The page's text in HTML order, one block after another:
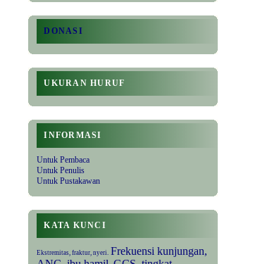
DONASI
UKURAN HURUF
INFORMASI
Untuk Pembaca
Untuk Penulis
Untuk Pustakawan
KATA KUNCI
Ekstremitas, fraktur, nyeri.
Frekuensi kunjungan,